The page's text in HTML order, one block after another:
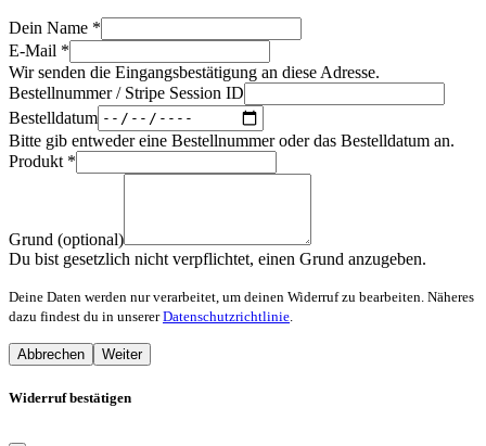
Dein Name *
E-Mail *
Wir senden die Eingangsbestätigung an diese Adresse.
Bestellnummer / Stripe Session ID
Bestelldatum
Bitte gib entweder eine Bestellnummer oder das Bestelldatum an.
Produkt *
Grund (optional)
Du bist gesetzlich nicht verpflichtet, einen Grund anzugeben.
Deine Daten werden nur verarbeitet, um deinen Widerruf zu bearbeiten. Näheres
dazu findest du in unsererDatenschutzrichtlinie
Abbrechen Weiter
Widerruf bestätigen